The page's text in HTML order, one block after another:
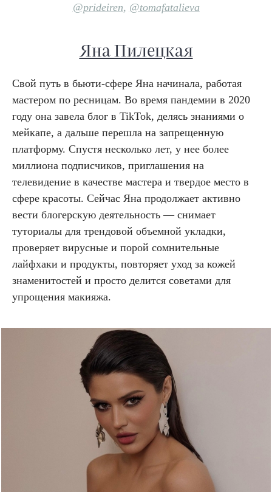
@prideiren, @tomafatalieva
Яна Пилецкая
Свой путь в бьюти-сфере Яна начинала, работая
мастером по ресницам. Во время пандемии в 2020
году она завела блог в TikTok, делясь знаниями о
мейкапе, а дальше перешла на запрещенную
платформу. Спустя несколько лет, у нее более
миллиона подписчиков, приглашения на
телевидение в качестве мастера и твердое место в
сфере красоты. Сейчас Яна продолжает активно
вести блогерскую деятельность — снимает
туториалы для трендовой объемной укладки,
проверяет вирусные и порой сомнительные
лайфхаки и продукты, повторяет уход за кожей
знаменитостей и просто делится советами для
упрощения макияжа.